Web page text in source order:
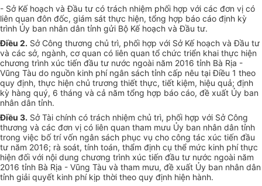
- Sở Kế hoạch và Đầu tư có trách nhiệm phối hợp với các đơn vị có
liên quan đôn đốc, giám sát thực hiện, tổng hợp báo cáo định kỳ
trình Ủy ban nhân dân tỉnh gửi Bộ Kế hoạch và Đầu tư.
Điều 2. Sở Công thương chủ trì, phối hợp với Sở Kế hoạch và Đầu tư
và các sở, ngành, cơ quan có liên quan tổ chức triển khai thực hiện
chương trình xúc tiến đầu tư nước ngoài năm 2016 tỉnh Bà Rịa -
Vũng Tàu do nguồn kinh phí ngân sách tỉnh cấp nêu tại Điều 1 theo
quy định, thực hiện chủ trương thiết thực, tiết kiệm, hiệu quả; định
kỳ hàng quý, 6 tháng và cả năm tổng hợp báo cáo, đề xuất Ủy ban
nhân dân tỉnh.
Điều 3. Sở Tài chính có trách nhiệm chủ trì, phối hợp với Sở Công
thương và các đơn vị có liên quan tham mưu Ủy ban nhân dân tỉnh
trong việc bố trí vốn ngân sách phục vụ cho công tác xúc tiến đầu
tư năm 2016; rà soát, tính toán, thẩm định cụ thể mức kinh phí thực
hiện đối với nội dung chương trình xúc tiến đầu tư nước ngoài năm
2016 tỉnh Bà Rịa - Vũng Tàu và tham mưu, đề xuất Ủy ban nhân dân
tỉnh giải quyết kinh phí kịp thời theo quy định hiện hành.